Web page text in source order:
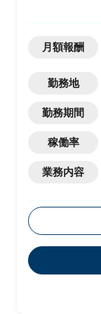
月額報酬
勤務地
勤務期間
稼働率
業務内容